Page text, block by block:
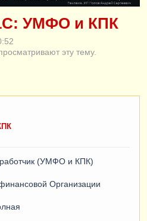
УМФО и КПК
эту тему.
(УМФО и КПК)
Организации